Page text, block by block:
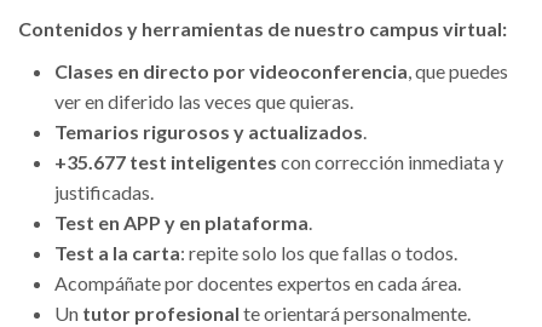
Contenidos y herramientas de nuestro campus virtual:
Clases en directo por videoconferencia, que puedes
ver en diferido las veces que quieras.
Temarios rigurosos y actualizados.
+35.677 test inteligentes con corrección inmediata y
justificadas.
Test en APP y en plataforma.
Test a la carta: repite solo los que fallas o todos.
Acompáñate por docentes expertos en cada área.
Un tutor profesional te orientará personalmente.